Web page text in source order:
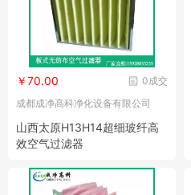
0成交
￥70.00
成都成净高科净化设备有限公司
山西太原H13H14超细玻纤高
效空气过滤器